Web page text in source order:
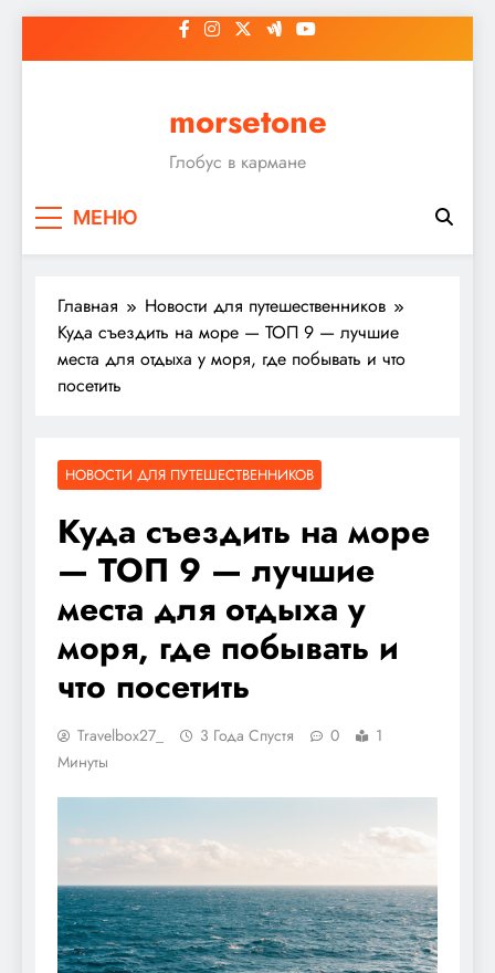
к
morsetone
Глобус в кармане
МЕНЮ
Главная
Новости для путешественников
Куда съездить на море — ТОП 9 — лучшие
места для отдыха у моря, где побывать и что
посетить
НОВОСТИ ДЛЯ ПУТЕШЕСТВЕННИКОВ
Куда съездить на море
— ТОП 9 — лучшие
места для отдыха у
моря, где побывать и
что посетить
Travelbox27_ 3 Года Спустя 0
1
Минуты